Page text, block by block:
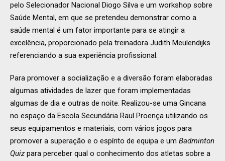
pelo Selecionador Nacional Diogo Silva e um workshop sobre
Saúde Mental, em que se pretendeu demonstrar como a
saúde mental é um fator importante para se atingir a
excelência, proporcionado pela treinadora Judith Meulendijks
referenciando a sua experiência profissional.
Para promover a socialização e a diversão foram elaboradas
algumas atividades de lazer que foram implementadas
algumas de dia e outras de noite. Realizou-se uma Gincana
no espaço da Escola Secundária Raul Proença utilizando os
seus equipamentos e materiais, com vários jogos para
promover a superação e o espírito de equipa e um Badminton
Quiz para perceber qual o conhecimento dos atletas sobre a